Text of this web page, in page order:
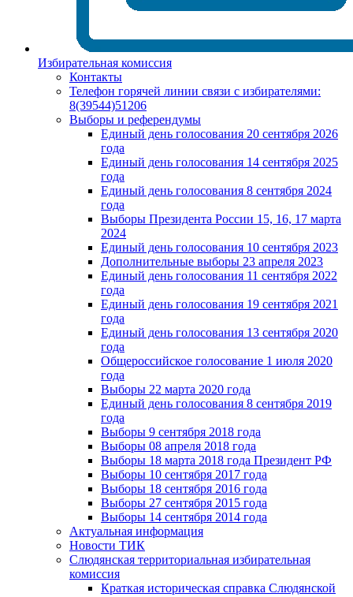
Избирательная комиссия
Контакты
Телефон горячей линии связи с избирателями:
8(39544)51206
Выборы и референдумы
Единый день голосования 20 сентября 2026
года
Единый день голосования 14 сентября 2025
года
Единый день голосования 8 сентября 2024
года
Выборы Президента России 15, 16, 17 марта
2024
Единый день голосования 10 сентября 2023
Дополнительные выборы 23 апреля 2023
Единый день голосования 11 сентября 2022
года
Единый день голосования 19 сентября 2021
года
Единый день голосования 13 сентября 2020
года
Общероссийское голосование 1 июля 2020
года
Выборы 22 марта 2020 года
Единый день голосования 8 сентября 2019
года
Выборы 9 сентября 2018 года
Выборы 08 апреля 2018 года
Выборы 18 марта 2018 года Президент РФ
Выборы 10 сентября 2017 года
Выборы 18 сентября 2016 года
Выборы 27 сентября 2015 года
Выборы 14 сентября 2014 года
Актуальная информация
Новости ТИК
Слюдянская территориальная избирательная
комиссия
Краткая историческая справка Слюдянской